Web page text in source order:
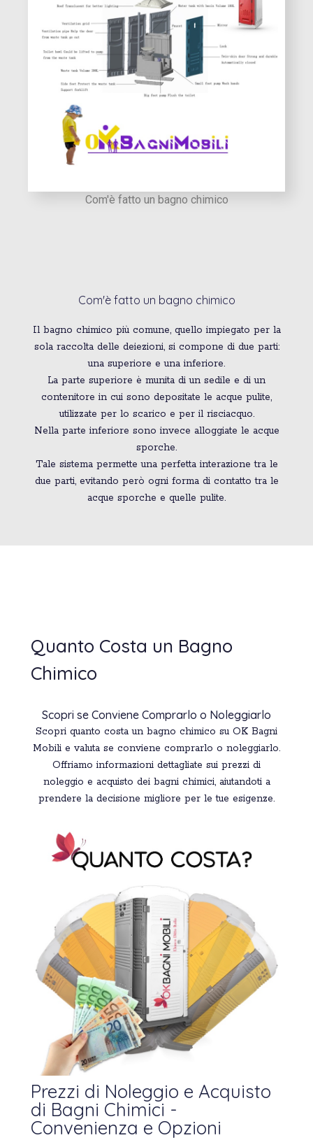
Com'è fatto un bagno chimico
Il bagno chimico più comune, quello impiegato per la
sola raccolta delle deiezioni, si compone di due parti:
una superiore e una inferiore.
La parte superiore è munita di un sedile e di un
contenitore in cui sono depositate le acque pulite,
utilizzate per lo scarico e per il risciacquo.
Nella parte inferiore sono invece alloggiate le acque
sporche.
Tale sistema permette una perfetta interazione tra le
due parti, evitando però ogni forma di contatto tra le
acque sporche e quelle pulite.
Com'è fatto un bagno chimico
Quanto Costa un Bagno
Chimico
Scopri se Conviene Comprarlo o Noleggiarlo
Scopri quanto costa un bagno chimico su OK Bagni
Mobili e valuta se conviene comprarlo o noleggiarlo.
Offriamo informazioni dettagliate sui prezzi di
noleggio e acquisto dei bagni chimici, aiutandoti a
prendere la decisione migliore per le tue esigenze.
Prezzi di Noleggio e Acquisto
di Bagni Chimici -
Convenienza e Opzioni